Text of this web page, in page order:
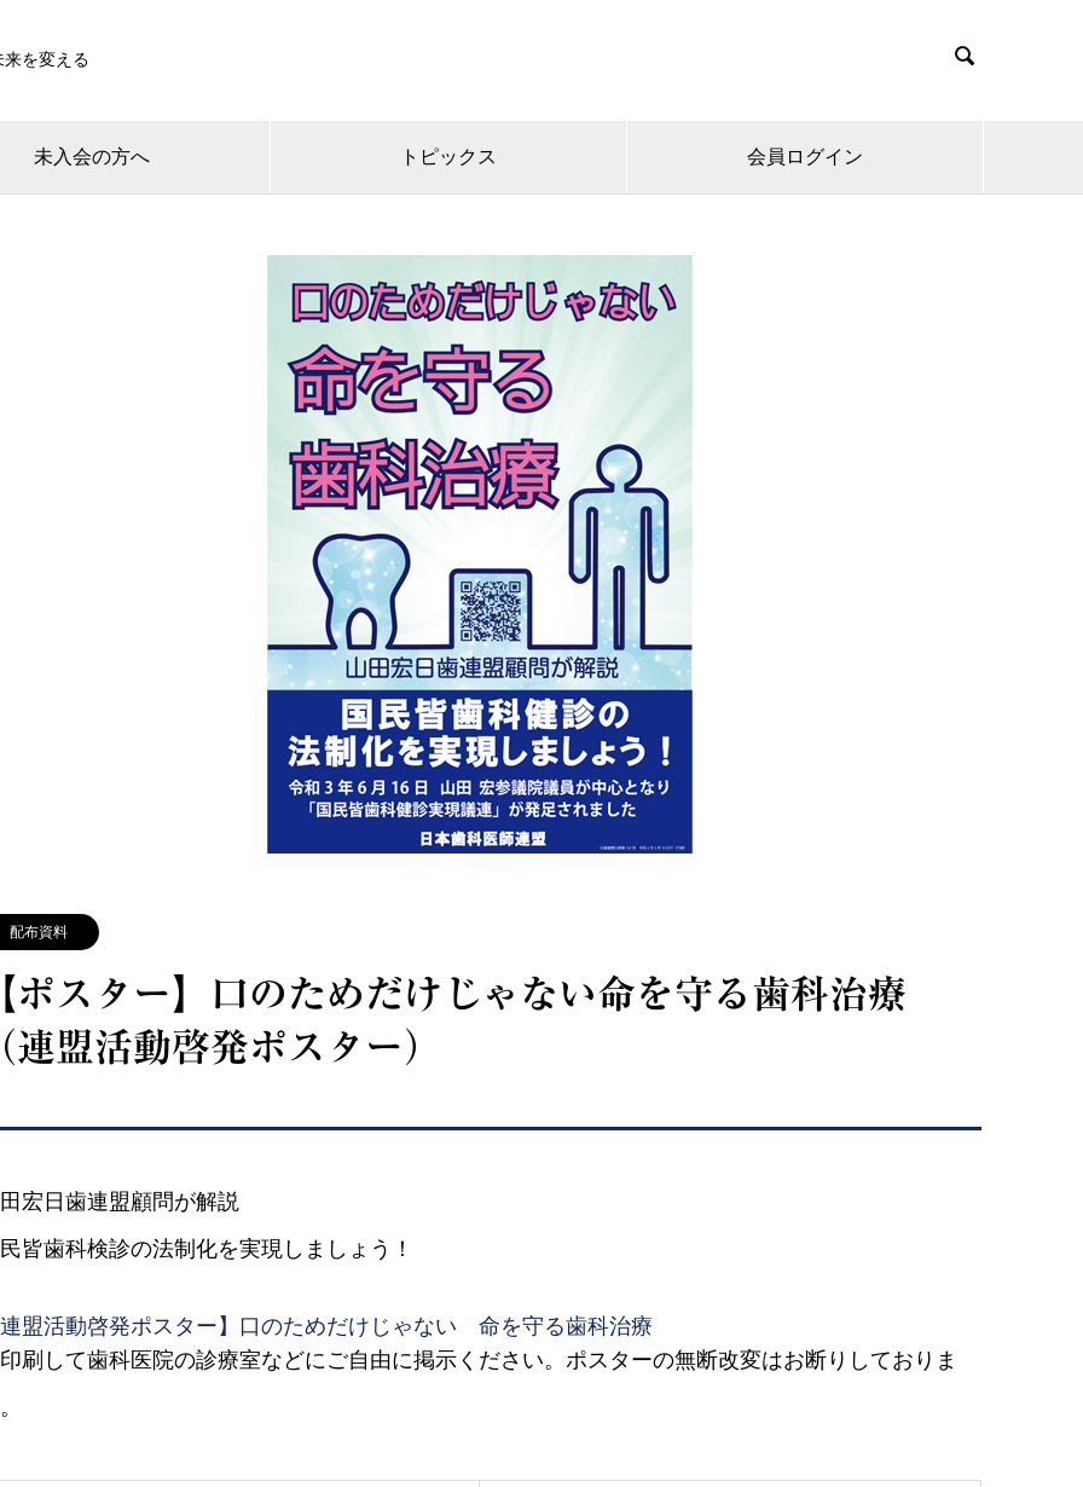
を変える 
未入会の方へ トピックス 会員ログイン
配布資料
ポスター】口のためだけじゃない命を守る歯科治療
連盟活動啓発ポスター）
宏日歯連盟顧問が解説
皆歯科検診の法制化を実現しましょう！
連盟活動啓発ポスター】口のためだけじゃない 命を守る歯科治療
刷して歯科医院の診療室などにご自由に掲示ください。ポスターの無断改変はお断りしておりま